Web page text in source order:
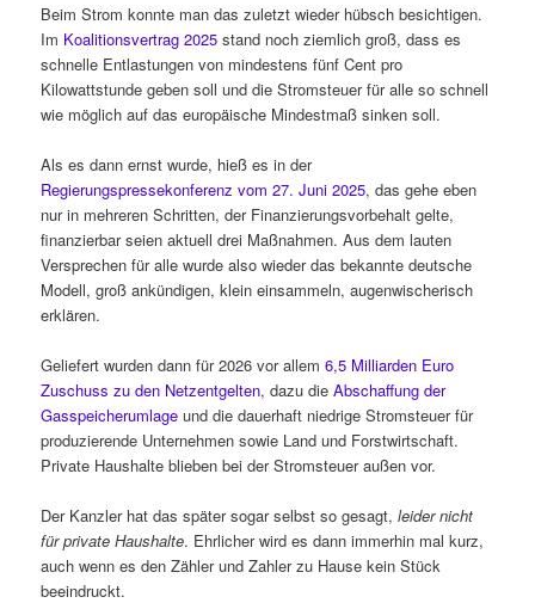
Beim Strom konnte man das zuletzt wieder hübsch besichtigen.
Im Koalitionsvertrag 2025 stand noch ziemlich groß, dass es
schnelle Entlastungen von mindestens fünf Cent pro
Kilowattstunde geben soll und die Stromsteuer für alle so schnell
wie möglich auf das europäische Mindestmaß sinken soll.
Als es dann ernst wurde, hieß es in der
Regierungspressekonferenz vom 27. Juni 2025, das gehe eben
nur in mehreren Schritten, der Finanzierungsvorbehalt gelte,
finanzierbar seien aktuell drei Maßnahmen. Aus dem lauten
Versprechen für alle wurde also wieder das bekannte deutsche
Modell, groß ankündigen, klein einsammeln, augenwischerisch
erklären.
Geliefert wurden dann für 2026 vor allem6,5 Milliarden Euro
Zuschuss zu den Netzentgelten, dazu dieAbschaffung der
Gasspeicherumlage und die dauerhaft niedrige Stromsteuer für
produzierende Unternehmen sowie Land und Forstwirtschaft.
Private Haushalte blieben bei der Stromsteuer außen vor.
Der Kanzler hat das später sogar selbst so gesagt,leider nicht
für private Haushalte. Ehrlicher wird es dann immerhin mal kurz,
auch wenn es den Zähler und Zahler zu Hause kein Stück
beeindruckt.